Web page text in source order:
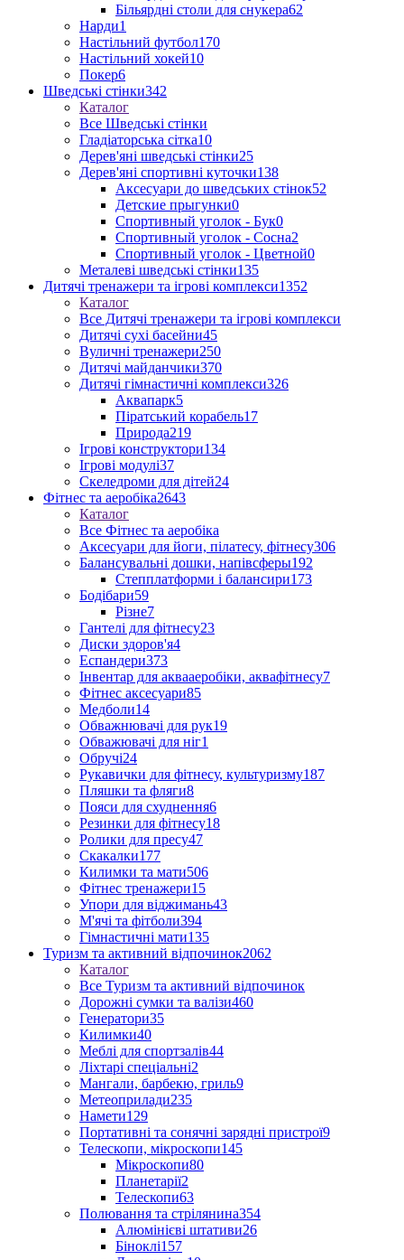
Більярдні столи для снукера62
Нарди1
Настільний футбол170
Настільний хокей10
Покер6
Шведські стінки342
Каталог
Все Шведські стінки
Гладіаторська сітка10
Дерев'яні шведські стінки25
Дерев'яні спортивні куточки138
Аксесуари до шведських стінок52
Детские прыгунки0
Спортивный уголок - Бук0
Спортивный уголок - Сосна2
Спортивный уголок - Цветной0
Металеві шведські стінки135
Дитячі тренажери та ігрові комплекси1352
Каталог
Все Дитячі тренажери та ігрові комплекси
Дитячі сухі басейни45
Вуличні тренажери250
Дитячі майданчики370
Дитячі гімнастичні комплекси326
Аквапарк5
Піратський корабель17
Природа219
Ігрові конструктори134
Ігрові модулі37
Скеледроми для дітей24
Фітнес та аеробіка2643
Каталог
Все Фітнес та аеробіка
Аксесуари для йоги, пілатесу, фітнесу306
Балансувальні дошки, напівсферы192
Степплатформи і балансири173
Бодібари59
Різне7
Гантелі для фітнесу23
Диски здоров'я4
Еспандери373
Інвентар для аквааеробіки, аквафітнесу7
Фітнес аксесуари85
Медболи14
Обважнювачі для рук19
Обважювачі для ніг1
Обручі24
Рукавички для фітнесу, культуризму187
Пляшки та фляги8
Пояси для схуднення6
Резинки для фітнесу18
Ролики для пресу47
Скакалки177
Килимки та мати506
Фітнес тренажери15
Упори для віджимань43
М'ячі та фітболи394
Гімнастичні мати135
Туризм та активний відпочинок2062
Каталог
Все Туризм та активний відпочинок
Дорожні сумки та валізи460
Генератори35
Килимки40
Меблі для спортзалів44
Ліхтарі спеціальні2
Мангали, барбекю, гриль9
Метеоприлади235
Намети129
Портативні та сонячні зарядні пристрої9
Телескопи, мікроскопи145
Мікроскопи80
Планетарії2
Телескопи63
Полювання та стрілянина354
Алюмінієві штативи26
Біноклі157